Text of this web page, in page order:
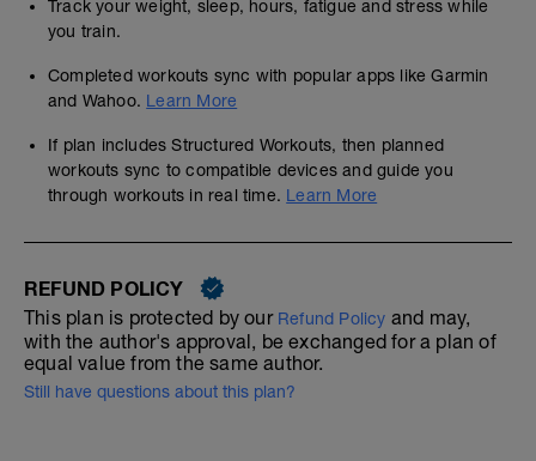
Track your weight, sleep, hours, fatigue and stress while
you train.
Completed workouts sync with popular apps like Garmin
and Wahoo. Learn More
If plan includes Structured Workouts, then planned
workouts sync to compatible devices and guide you
through workouts in real time. Learn More
REFUND POLICY
This plan is protected by our Refund Policy and may,
with the author's approval, be exchanged for a plan of
equal value from the same author.
Still have questions about this plan?